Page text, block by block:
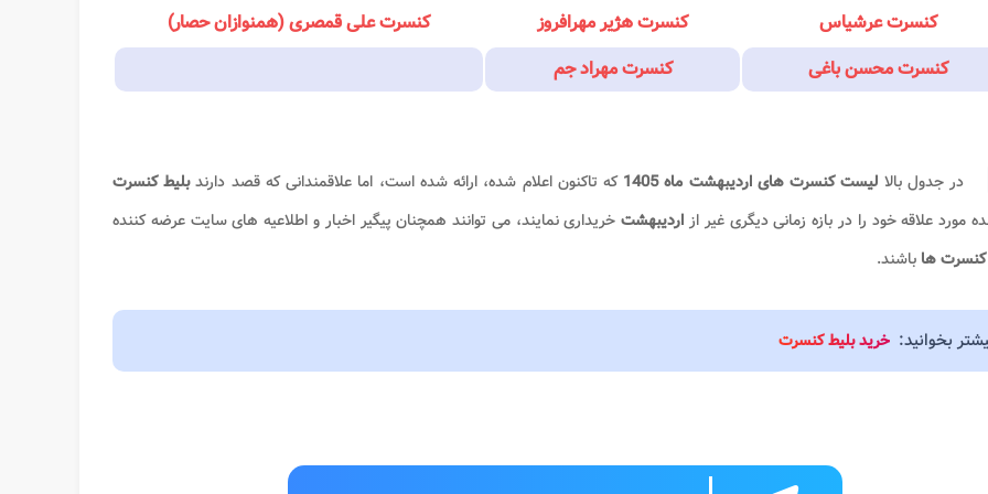
کنسرت عرشیاس
کنسرت هژیر مهرافروز
کنسرت علی قمصری (همنوازان حصار)
کنسرت محسن باغی
کنسرت مهراد جم
در جدول بالا لیست کنسرت های اردیبهشت ماه 1405 که تاکنون اعلام شده، ارائه شده است، اما علاقمندانی که قصد دارند بلیط کنسرت
مورد علاقه خود را در بازه زمانی دیگری غیر از اردیبهشت خریداری نمایند، می توانند همچنان پیگیر اخبار و اطلاعیه های سایت عرضه کننده
کنسرت ها باشند.
بخوانید: خرید بلیط کنسرت